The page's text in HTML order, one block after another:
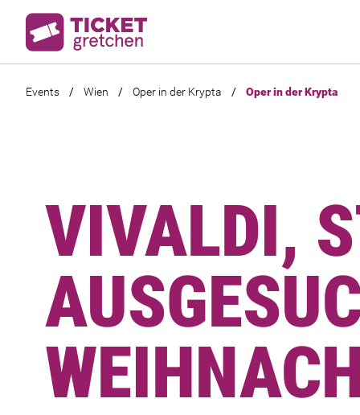
Events / Wien / Oper in der Krypta / Oper in der Krypta
VIVALDI,